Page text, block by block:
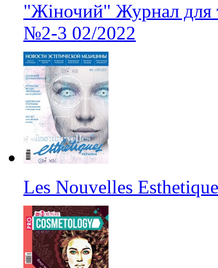
"Жіночий" Журнал для
№2-3 02/2022
Les Nouvelles